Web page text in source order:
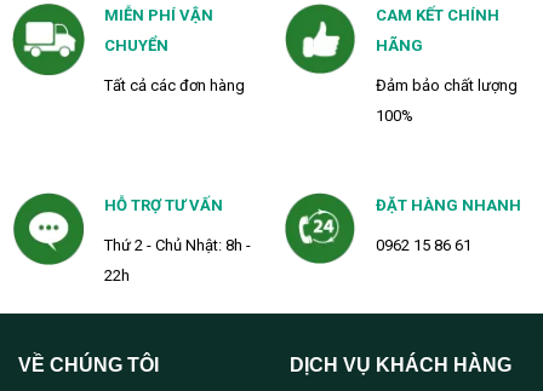
MIỄN PHÍ VẬN
CHUYỂN
Tất cả các đơn hàng
CAM KẾT CHÍNH
HÃNG
Đảm bảo chất lượng
100%
HỖ TRỢ TƯ VẤN
Thứ 2 - Chủ Nhật: 8h -
22h
ĐẶT HÀNG NHANH
0962 15 86 61
VỀ CHÚNG TÔI DỊCH VỤ KHÁCH HÀNG